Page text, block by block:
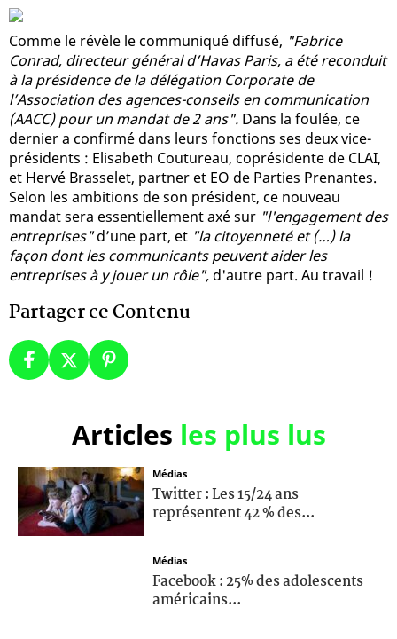
Comme le révèle le communiqué diffusé, "Fabrice
Conrad, directeur général d’Havas Paris, a été reconduit
à la présidence de la délégation Corporate de
l’Association des agences-conseils en communication
(AACC) pour un mandat de 2 ans". Dans la foulée, ce
dernier a confirmé dans leurs fonctions ses deux vice-
présidents : Elisabeth Coutureau, coprésidente de CLAI,
et Hervé Brasselet, partner et EO de Parties Prenantes.
Selon les ambitions de son président, ce nouveau
mandat sera essentiellement axé sur "l'engagement des
entreprises"d’une part, et "la citoyenneté et (…) la
façon dont les communicants peuvent aider les
entreprises à y jouer un rôle", d'autre part. Au travail !
Partager ce Contenu
Articles les plus lus
Médias
Twitter : Les 15/24 ans
représentent 42 % des...
Médias
Facebook : 25% des adolescents
américains...